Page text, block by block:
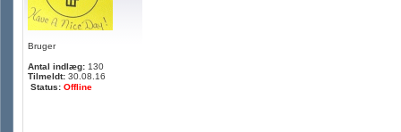
Bruger
Antal indlæg: 130
Tilmeldt: 30.08.16
Status: Offline